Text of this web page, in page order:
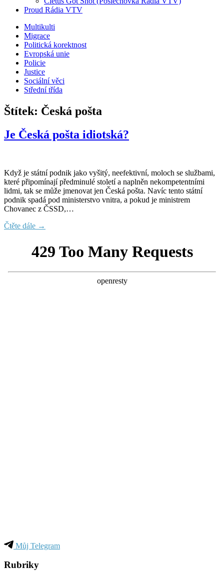
Proud Rádia VTV
Sub
menu
Multikulti
Migrace
Politická korektnost
Evropská unie
Policie
Justice
Sociální věci
Střední třída
Štítek: Česká pošta
Je Česká pošta idiotská?
Když je státní podnik jako vyšitý, neefektivní, moloch se službami,
které připomínají předminulé století a naplněn nekompetentními
lidmi, tak se může jmenovat jen Česká pošta. Navíc tento státní
podnik spadá pod ministerstvo vnitra, a pokud je ministrem
Chovanec z ČSSD,…
Čtěte dále →
Můj Telegram
Rubriky